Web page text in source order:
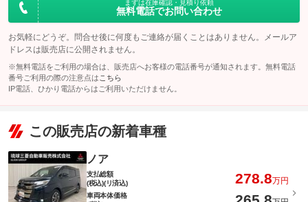
まずは在庫確認・見積り依頼
無料電話でお問い合わせ
お気軽にどうぞ。問合せ後に何度もご連絡が届くことはありません。メールア
ドレスは販売店に公開されません。
※無料電話をご利用の場合は、販売店へお客様の電話番号が通知されます。無料電話
番号ご利用の際の注意点は こちら
IP電話、ひかり電話からはご利用いただけません。
この販売店の新着車種
ノア
支払総額
(税込)(リ済込)
278.8万円
車両本体価格